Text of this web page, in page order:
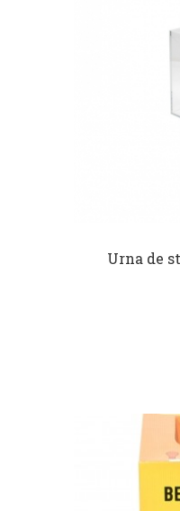
Urna de